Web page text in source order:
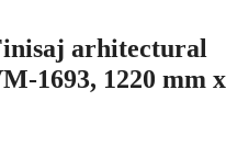
arhitectural
1693, 1220 mm x